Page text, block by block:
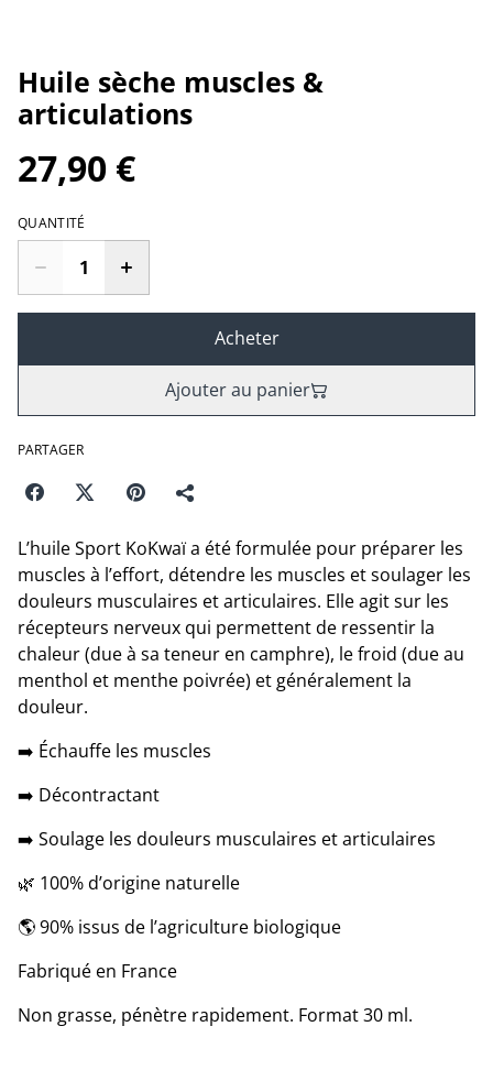
Huile sèche muscles &
articulations
27,90 €
QUANTITÉ
Acheter
Ajouter au panier
PARTAGER
L’huile Sport KoKwaï a été formulée pour préparer les
muscles à l’effort, détendre les muscles et soulager les
douleurs musculaires et articulaires. Elle agit sur les
récepteurs nerveux qui permettent de ressentir la
chaleur (due à sa teneur en camphre), le froid (due au
menthol et menthe poivrée) et généralement la
douleur.
➡️ Échauffe les muscles
➡️ Décontractant
➡️ Soulage les douleurs musculaires et articulaires
🌿 100% d’origine naturelle
🌎 90% issus de l’agriculture biologique
Fabriqué en France
Non grasse, pénètre rapidement. Format 30 ml.